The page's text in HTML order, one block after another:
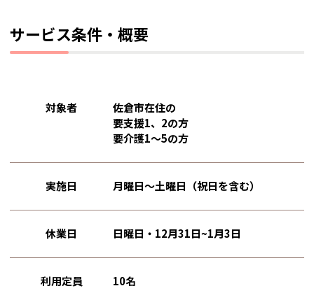
サービス条件・概要
対象者
佐倉市在住の
要支援1、2の方
要介護1～5の方
実施日 月曜日～土曜日（祝日を含む）
休業日 日曜日・12月31日~1月3日
利用定員 10名